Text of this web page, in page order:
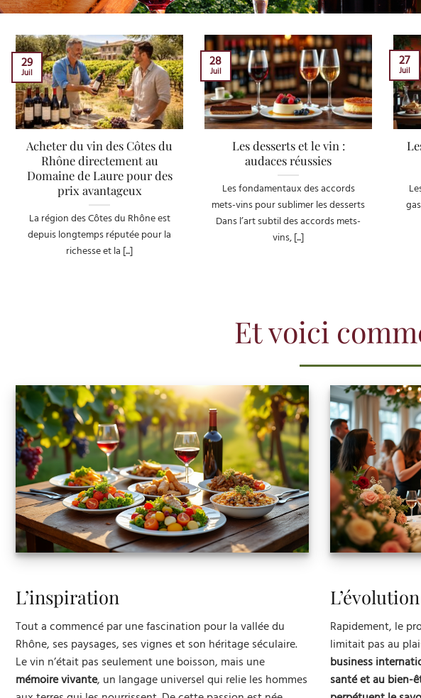
Acheter du vin des Côtes du
Rhône directement au
Domaine de Laure pour des
prix avantageux
La région des Côtes du Rhône est
depuis longtemps réputée pour la
richesse et la [...]
29
Juil
Les desserts et le vin :
audaces réussies
Les fondamentaux des accords
mets-vins pour sublimer les desserts
Dans l’art subtil des accords mets-
vins, [...]
28
Juil
27
Juil
Et voici
L’inspiration
Tout a commencé par une fascination pour la vallée du
Rhône, ses paysages, ses vignes et son héritage séculaire.
Le vin n’était pas seulement une boisson, mais une
mémoire vivante, un langage universel qui relie les hommes
L’évolution
Rapidement, le
limitait pas au
business
santé et au bien-